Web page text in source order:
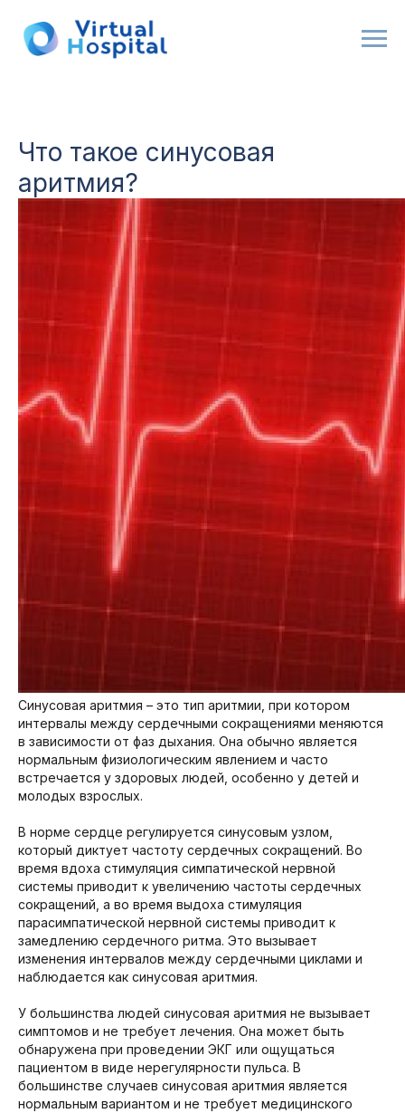
Что такое синусовая
аритмия?
Синусовая аритмия – это тип аритмии, при котором
интервалы между сердечными сокращениями меняются
в зависимости от фаз дыхания. Она обычно является
нормальным физиологическим явлением и часто
встречается у здоровых людей, особенно у детей и
молодых взрослых.
В норме сердце регулируется синусовым узлом,
который диктует частоту сердечных сокращений. Во
время вдоха стимуляция симпатической нервной
системы приводит к увеличению частоты сердечных
сокращений, а во время выдоха стимуляция
парасимпатической нервной системы приводит к
замедлению сердечного ритма. Это вызывает
изменения интервалов между сердечными циклами и
наблюдается как синусовая аритмия.
У большинства людей синусовая аритмия не вызывает
симптомов и не требует лечения. Она может быть
обнаружена при проведении ЭКГ или ощущаться
пациентом в виде нерегулярности пульса. В
большинстве случаев синусовая аритмия является
нормальным вариантом и не требует медицинского